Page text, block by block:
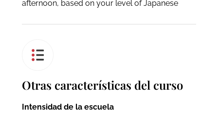
afternoon, based on your level of Japanese
Otras características del curso
Intensidad de la escuela